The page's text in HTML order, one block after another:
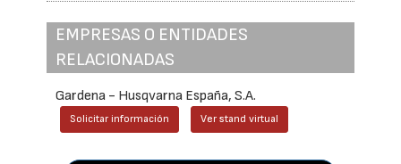
EMPRESAS O ENTIDADES
RELACIONADAS
Gardena - Husqvarna España, S.A.
Solicitar información Ver stand virtual